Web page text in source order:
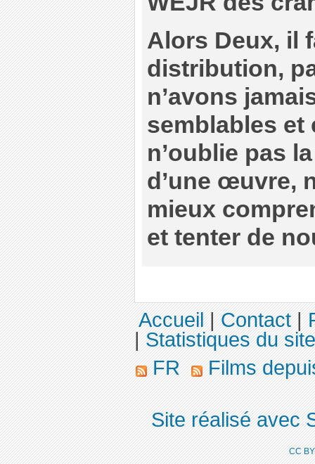
Alors Deux, il
distribution,
n’avons
semblables et
n’oublie pas
d’une œuvre,
mieux
et tenter de
Accueil|Contact|
|Statistiques du site
FR
Films
Site réalisé avec
CC